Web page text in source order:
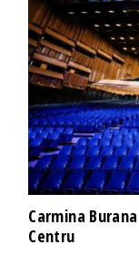
Carmina
Centru